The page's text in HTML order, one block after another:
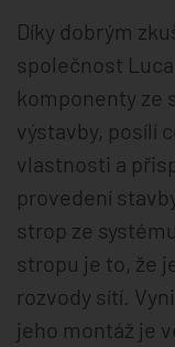
Díky dobrým
společnost
komponenty ze
výstavby, posílí
vlastnosti a
provedení
strop ze
stropu je to, že
rozvody sítí.
jeho montáž je